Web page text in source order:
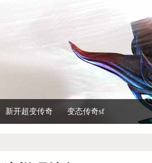
新开超变传奇 变态传奇sf